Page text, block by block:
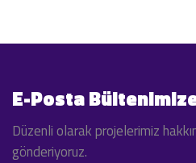
E-Posta
Düzenli olarak projelerimiz
gönderiyoruz.